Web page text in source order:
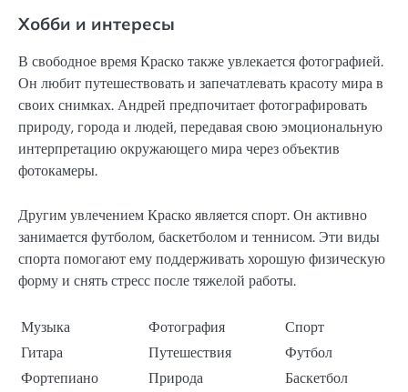
Хобби и интересы
В свободное время Краско также увлекается фотографией.
Он любит путешествовать и запечатлевать красоту мира в
своих снимках. Андрей предпочитает фотографировать
природу, города и людей, передавая свою эмоциональную
интерпретацию окружающего мира через объектив
фотокамеры.
Другим увлечением Краско является спорт. Он активно
занимается футболом, баскетболом и теннисом. Эти виды
спорта помогают ему поддерживать хорошую физическую
форму и снять стресс после тяжелой работы.
Музыка Фотография
Спорт
Гитара
Путешествия
Футбол
Фортепиано
Природа
Баскетбол